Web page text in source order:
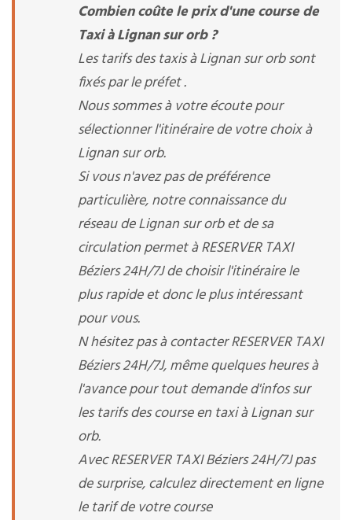
Combien coûte le prix d'une course de
Taxi à Lignan sur orb ?
Les tarifs des taxis à Lignan sur orb sont
fixés par le préfet .
Nous sommes à votre écoute pour
sélectionner l'itinéraire de votre choix à
Lignan sur orb.
Si vous n'avez pas de préférence
particulière, notre connaissance du
réseau de Lignan sur orb et de sa
circulation permet à RESERVER TAXI
Béziers 24H/7J de choisir l'itinéraire le
plus rapide et donc le plus intéressant
pour vous.
N hésitez pas à contacter RESERVER TAXI
Béziers 24H/7J, même quelques heures à
l'avance pour tout demande d'infos sur
les tarifs des course en taxi à Lignan sur
orb.
Avec RESERVER TAXI Béziers 24H/7J pas
de surprise, calculez directement en ligne
le tarif de votre course